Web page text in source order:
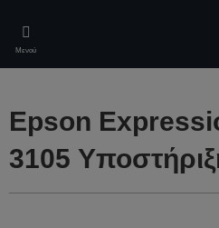
main
content
Μενού
Epson
3105